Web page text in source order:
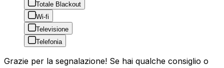
Totale Blackout
Wi-fi
Televisione
Telefonia
Grazie per la segnalazione! Se hai qualche consiglio o